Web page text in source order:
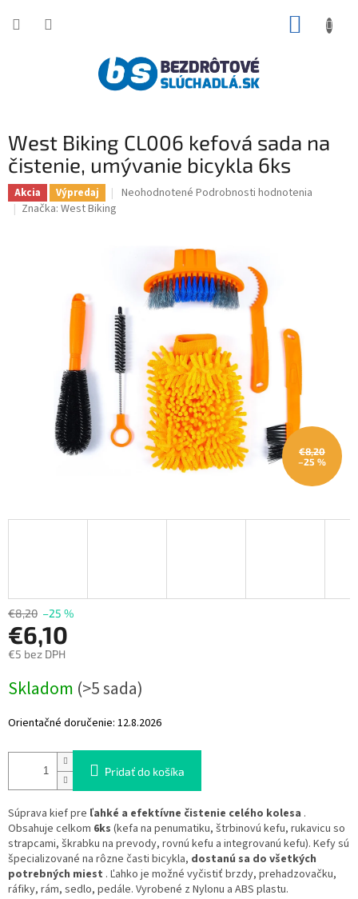
West Biking CL006 kefová sada na
čistenie, umývanie bicykla 6ks
Akcia Výpredaj
Priemerné
hviezdičiek.
Neohodnotené Podrobnosti hodnotenia
Značka: West Biking
€8,20
–25 %
€8,20 –25 %
€6,10
€5 bez DPH
cena:
Skladom (>5 sada)
Orientačné doručenie: 12.8.2026
Pridať do košíka
Súprava kief pre ľahké a efektívne čistenie celého kolesa .
Obsahuje celkom 6ks (kefa na penumatiku, štrbinovú kefu, rukavicu so
strapcami, škrabku na prevody, rovnú kefu a integrovanú kefu). Kefy sú
špecializované na rôzne časti bicykla, dostanú sa do všetkých
potrebných miest . Ľahko je možné vyčistiť brzdy, prehadzovačku,
ráfiky, rám, sedlo, pedále. Vyrobené z Nylonu a ABS plastu.